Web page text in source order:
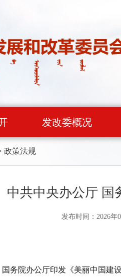
发改委概况
政策法规
中共中央办公厅 国
发布时间：2026年
务院办公厅印发 《美丽中国建